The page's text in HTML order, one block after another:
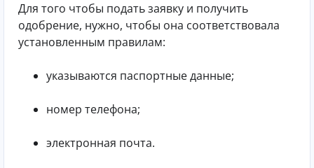
Для того чтобы подать заявку и получить
одобрение, нужно, чтобы она соответствовала
установленным правилам:
указываются паспортные данные;
номер телефона;
электронная почта.